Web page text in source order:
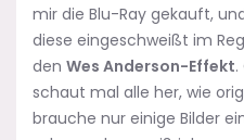
mir die Blu-Ray gekauft,
diese eingeschweißt im
den Wes Anderson-Effekt
schaut mal alle her, wie
brauche nur einige Bilder